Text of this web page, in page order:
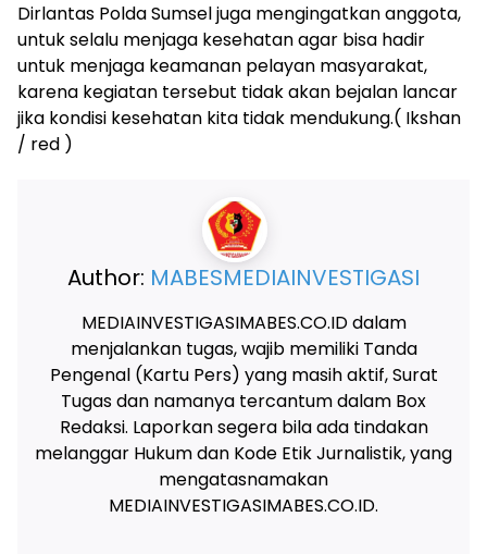
Dirlantas Polda Sumsel juga mengingatkan anggota,
untuk selalu menjaga kesehatan agar bisa hadir
untuk menjaga keamanan pelayan masyarakat,
karena kegiatan tersebut tidak akan bejalan lancar
jika kondisi kesehatan kita tidak mendukung.( Ikshan
/ red )
Author: MABESMEDIAINVESTIGASI
MEDIAINVESTIGASIMABES.CO.ID dalam
menjalankan tugas, wajib memiliki Tanda
Pengenal (Kartu Pers) yang masih aktif, Surat
Tugas dan namanya tercantum dalam Box
Redaksi. Laporkan segera bila ada tindakan
melanggar Hukum dan Kode Etik Jurnalistik, yang
mengatasnamakan
MEDIAINVESTIGASIMABES.CO.ID.